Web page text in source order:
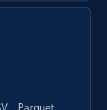
Final price,
すぐ購入